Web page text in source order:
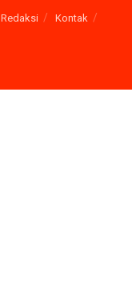
Redaksi
Kontak